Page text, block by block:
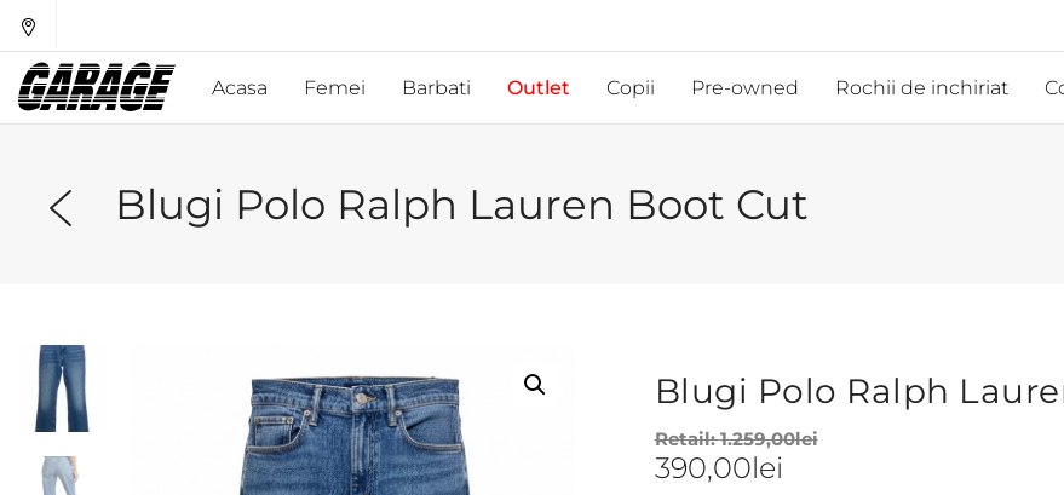
Acasa Femei Barbati Outlet Copii Pre-owned Rochii de inchiriat
Blugi Polo Ralph Lauren Boot Cut
Blugi Polo Ralph
Retail:1.259,00lei
390,00lei